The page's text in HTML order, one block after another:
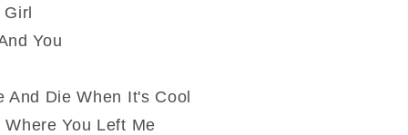
Girl
You
And Die When It's Cool
You Left Me